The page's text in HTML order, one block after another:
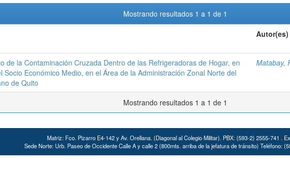
Mostrando resultados 1 a 1 de 1
Autor(es)
de la Contaminación Cruzada Dentro de las Refrigeradoras de Hogar, en
Socio Económico Medio, en el Área de la Administración Zonal Norte del
de Quito
Matabay,
Mostrando resultados 1 a 1 de 1
Matriz: Fco. Pizarro E4-142 y Av. Orellana. (Diagonal al Colegio Militar). PBX: (593-2) 2555-741 .
Sede Norte: Urb. Paseo de Occidente Calle A y calle 2 (800mts. arriba de la jefatura de tránsito) Teléfono: